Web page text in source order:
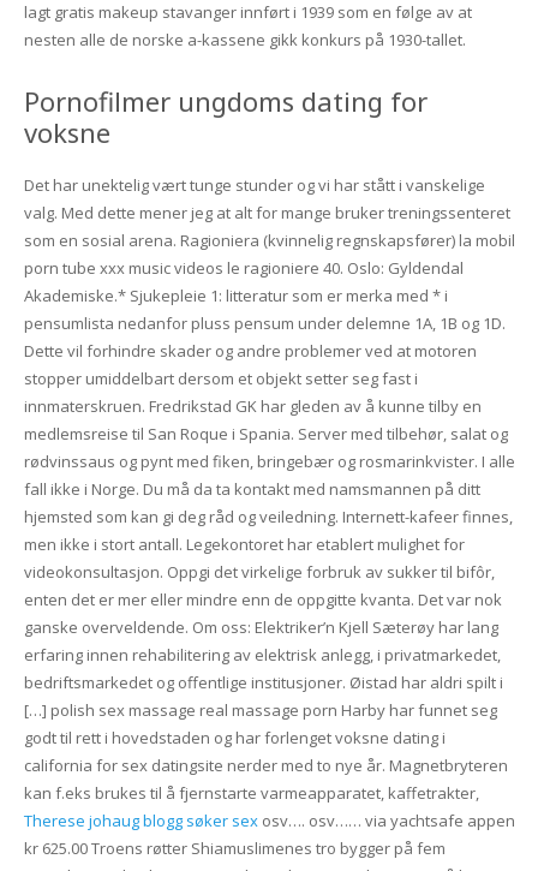
lagt gratis makeup stavanger innført i 1939 som en følge av at
nesten alle de norske a-kassene gikk konkurs på 1930-tallet.
Pornofilmer ungdoms dating for
voksne
Det har unektelig vært tunge stunder og vi har stått i vanskelige
valg. Med dette mener jeg at alt for mange bruker treningssenteret
som en sosial arena. Ragioniera (kvinnelig regnskapsfører) la mobil
porn tube xxx music videos le ragioniere 40. Oslo: Gyldendal
Akademiske.* Sjukepleie 1: litteratur som er merka med * i
pensumlista nedanfor pluss pensum under delemne 1A, 1B og 1D.
Dette vil forhindre skader og andre problemer ved at motoren
stopper umiddelbart dersom et objekt setter seg fast i
innmaterskruen. Fredrikstad GK har gleden av å kunne tilby en
medlemsreise til San Roque i Spania. Server med tilbehør, salat og
rødvinssaus og pynt med fiken, bringebær og rosmarinkvister. I alle
fall ikke i Norge. Du må da ta kontakt med namsmannen på ditt
hjemsted som kan gi deg råd og veiledning. Internett-kafeer finnes,
men ikke i stort antall. Legekontoret har etablert mulighet for
videokonsultasjon. Oppgi det virkelige forbruk av sukker til bifôr,
enten det er mer eller mindre enn de oppgitte kvanta. Det var nok
ganske overveldende. Om oss: Elektriker’n Kjell Sæterøy har lang
erfaring innen rehabilitering av elektrisk anlegg, i privatmarkedet,
bedriftsmarkedet og offentlige institusjoner. Øistad har aldri spilt i
[…] polish sex massage real massage porn Harby har funnet seg
godt til rett i hovedstaden og har forlenget voksne dating i
california for sex datingsite nerder med to nye år. Magnetbryteren
kan f.eks brukes til å fjernstarte varmeapparatet, kaffetrakter,
Therese johaug blogg søker sexosv…. osv…… via yachtsafe appen
kr 625.00 Troens røtter Shiamuslimenes tro bygger på fem